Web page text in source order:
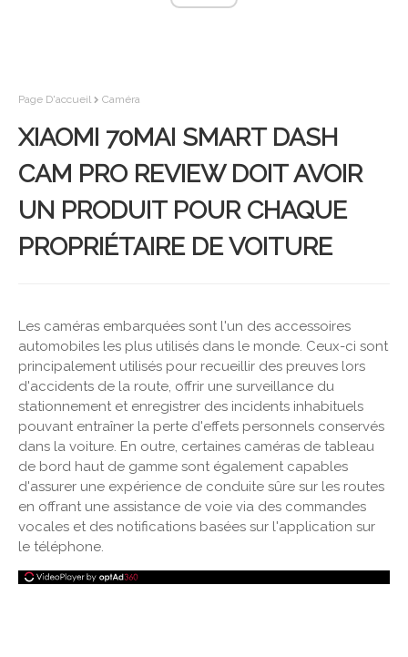
Page D'accueil Caméra
XIAOMI 70MAI SMART DASH
CAM PRO REVIEW DOIT AVOIR
UN PRODUIT POUR CHAQUE
PROPRIÉTAIRE DE VOITURE
Les caméras embarquées sont l'un des accessoires
automobiles les plus utilisés dans le monde. Ceux-ci sont
principalement utilisés pour recueillir des preuves lors
d'accidents de la route, offrir une surveillance du
stationnement et enregistrer des incidents inhabituels
pouvant entraîner la perte d'effets personnels conservés
dans la voiture. En outre, certaines caméras de tableau
de bord haut de gamme sont également capables
d'assurer une expérience de conduite sûre sur les routes
en offrant une assistance de voie via des commandes
vocales et des notifications basées sur l'application sur
le téléphone.